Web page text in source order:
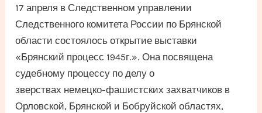
17 апреля в Следственном управлении
Следственного комитета России по Брянской
области состоялось открытие выставки
«Брянский процесс 1945г.». Она посвящена
судебному процессу по делу о
зверствах немецко-фашистских захватчиков в
Орловской, Брянской и Бобруйской областях,